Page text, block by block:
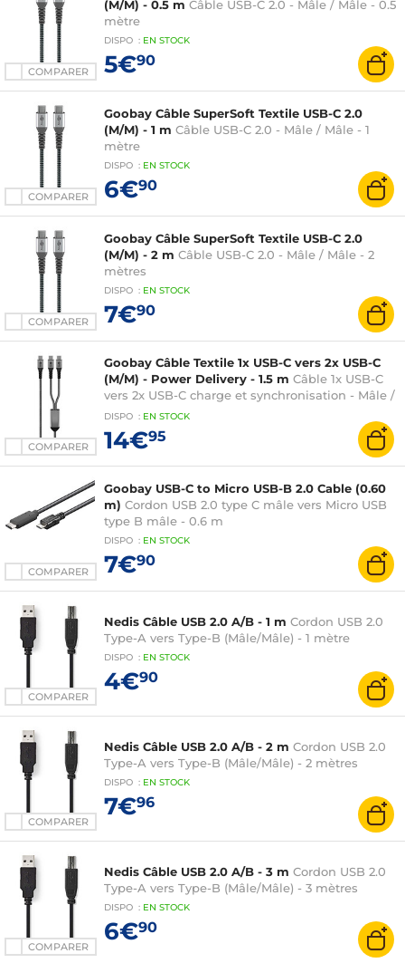
COMPARER
(M/M) - 0.5 m Câble USB-C 2.0 - Mâle / Mâle - 0.5
mètre
DISPO : EN STOCK
5€90
COMPARER
Goobay Câble SuperSoft Textile USB-C 2.0
(M/M) - 1 m Câble USB-C 2.0 - Mâle / Mâle - 1
mètre
DISPO : EN STOCK
6€90
COMPARER
Goobay Câble SuperSoft Textile USB-C 2.0
(M/M) - 2 m Câble USB-C 2.0 - Mâle / Mâle - 2
mètres
DISPO : EN STOCK
7€90
COMPARER
Goobay Câble Textile 1x USB-C vers 2x USB-C
(M/M) - Power Delivery - 1.5 m Câble 1x USB-C
vers 2x USB-C charge et synchronisation - Mâle /
Mâle - Fonction Power Delivery 60W - 1.5 mètre
DISPO : EN STOCK
14€95
COMPARER
Goobay USB-C to Micro USB-B 2.0 Cable (0.60
m) Cordon USB 2.0 type C mâle vers Micro USB
type B mâle - 0.6 m
DISPO : EN STOCK
7€90
COMPARER
Nedis Câble USB 2.0 A/B - 1 m Cordon USB 2.0
Type-A vers Type-B (Mâle/Mâle) - 1 mètre
DISPO : EN STOCK
4€90
COMPARER
Nedis Câble USB 2.0 A/B - 2 m Cordon USB 2.0
Type-A vers Type-B (Mâle/Mâle) - 2 mètres
DISPO : EN STOCK
7€96
COMPARER
Nedis Câble USB 2.0 A/B - 3 m Cordon USB 2.0
Type-A vers Type-B (Mâle/Mâle) - 3 mètres
DISPO : EN STOCK
6€90